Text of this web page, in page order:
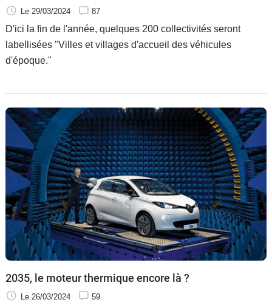
Le 29/03/2024 87
D'ici la fin de l'année, quelques 200 collectivités seront
labellisées "Villes et villages d'accueil des véhicules
d'époque."
2035, le moteur thermique encore là ?
Le 26/03/2024 59